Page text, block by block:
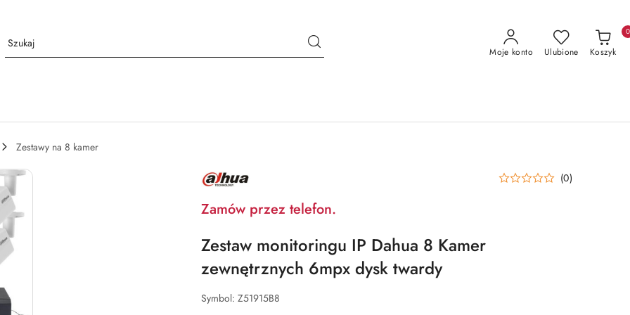
Moje konto Ulubione Koszyk
0
Zestawy na 8 kamer
NAZWA
PRODUCENTA: (0)
Zamów przez telefon.
Zestaw monitoringu IP Dahua 8 Kamer
zewnętrznych 6mpx dysk twardy
Symbol: Z51915B8